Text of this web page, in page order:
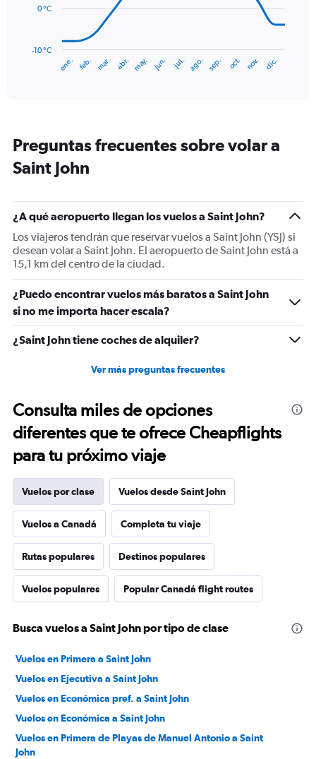
150.
has
14
categories.
The
has
1
axis
displaying
values.
Range:
-10
to
ene. feb. mar. abr. may. jun. jul. ago. sep. oct. nov. dic.
-10 °C
0 °C
Preguntas frecuentes sobre volar a
Saint John
¿A qué aeropuerto llegan los vuelos a Saint John?
Los viajeros tendrán que reservar vuelos a Saint John (YSJ) si
desean volar a Saint John. El aeropuerto de Saint John está a
15,1 km del centro de la ciudad.
¿Puedo encontrar vuelos más baratos a Saint John
si no me importa hacer escala?
¿Saint John tiene coches de alquiler?
Ver más preguntas frecuentes
Consulta miles de opciones
diferentes que te ofrece Cheapflights
para tu próximo viaje
Vuelos por clase Vuelos desde Saint John
Vuelos a Canadá Completa tu viaje
Rutas populares Destinos populares
Vuelos populares Popular Canadá flight routes
Busca vuelos a Saint John por tipo de clase
Vuelos en Primera a Saint John
Vuelos en Ejecutiva a Saint John
Vuelos en Económica pref. a Saint John
Vuelos en Económica a Saint John
Vuelos en Primera de Playas de Manuel Antonio a Saint
John